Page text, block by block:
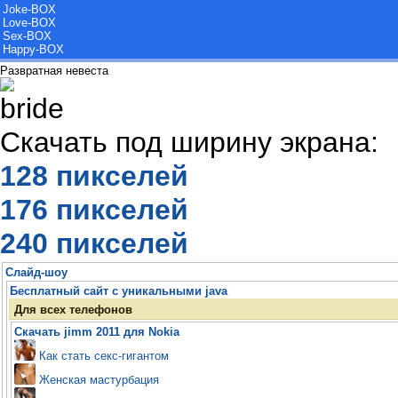
Joke-BOX
Love-BOX
Sex-BOX
Happy-BOX
Развратная невеста
Скачать под ширину экрана:
128 пикселей
176 пикселей
240 пикселей
Слайд-шоу
Бесплатный сайт с уникальными java
Для всех телефонов
Скачать jimm 2011 для Nokia
Как стать секс-гигантом
Женская мастурбация